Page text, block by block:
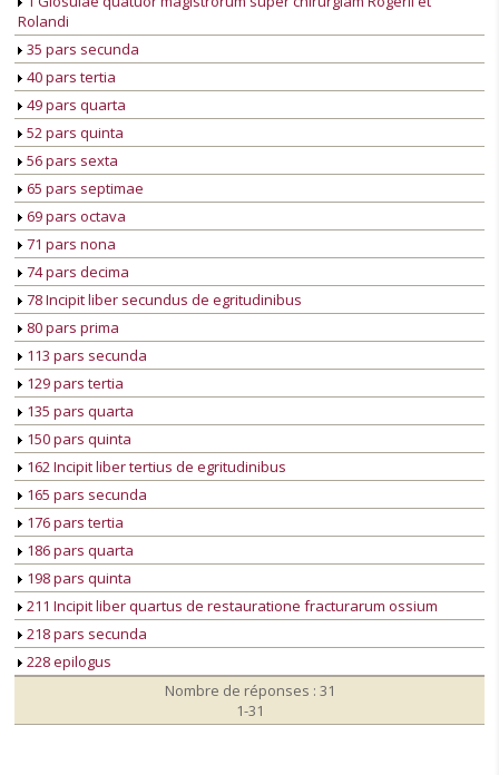
Rolandi
35 pars secunda
40 pars tertia
49 pars quarta
52 pars quinta
56 pars sexta
65 pars septimae
69 pars octava
71 pars nona
74 pars decima
78 Incipit liber secundus de egritudinibus
80 pars prima
113 pars secunda
129 pars tertia
135 pars quarta
150 pars quinta
162 Incipit liber tertius de egritudinibus
165 pars secunda
176 pars tertia
186 pars quarta
198 pars quinta
211 Incipit liber quartus de restauratione fracturarum ossium
218 pars secunda
228 epilogus
Nombre de réponses : 31
1-31